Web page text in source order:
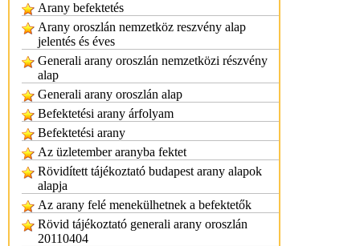
Arany befektetés
Arany oroszlán nemzetköz reszvény alap
jelentés és éves
Generali arany oroszlán nemzetközi részvény
alap
Generali arany oroszlán alap
Befektetési arany árfolyam
Befektetési arany
Az üzletember aranyba fektet
Rövidített tájékoztató budapest arany alapok
alapja
Az arany felé menekülhetnek a befektetők
Rövid tájékoztató generali arany oroszlán
20110404